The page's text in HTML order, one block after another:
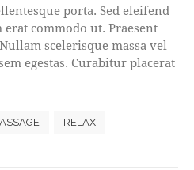
porta. Sed eleifend
commodo ut. Praesent
scelerisque massa vel
egestas. Curabitur placerat
RELAX